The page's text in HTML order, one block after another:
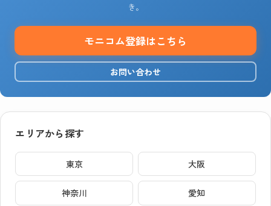
き。
モニコム登録はこちら
お問い合わせ
エリアから探す
東京 大阪
神奈川 愛知